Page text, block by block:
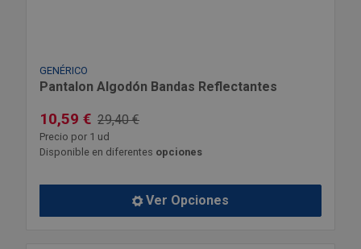
GENÉRICO
Pantalon Algodón Bandas Reflectantes
10,59 € 29,40 €
Precio por 1 ud
Disponible en diferentes opciones
Ver Opciones